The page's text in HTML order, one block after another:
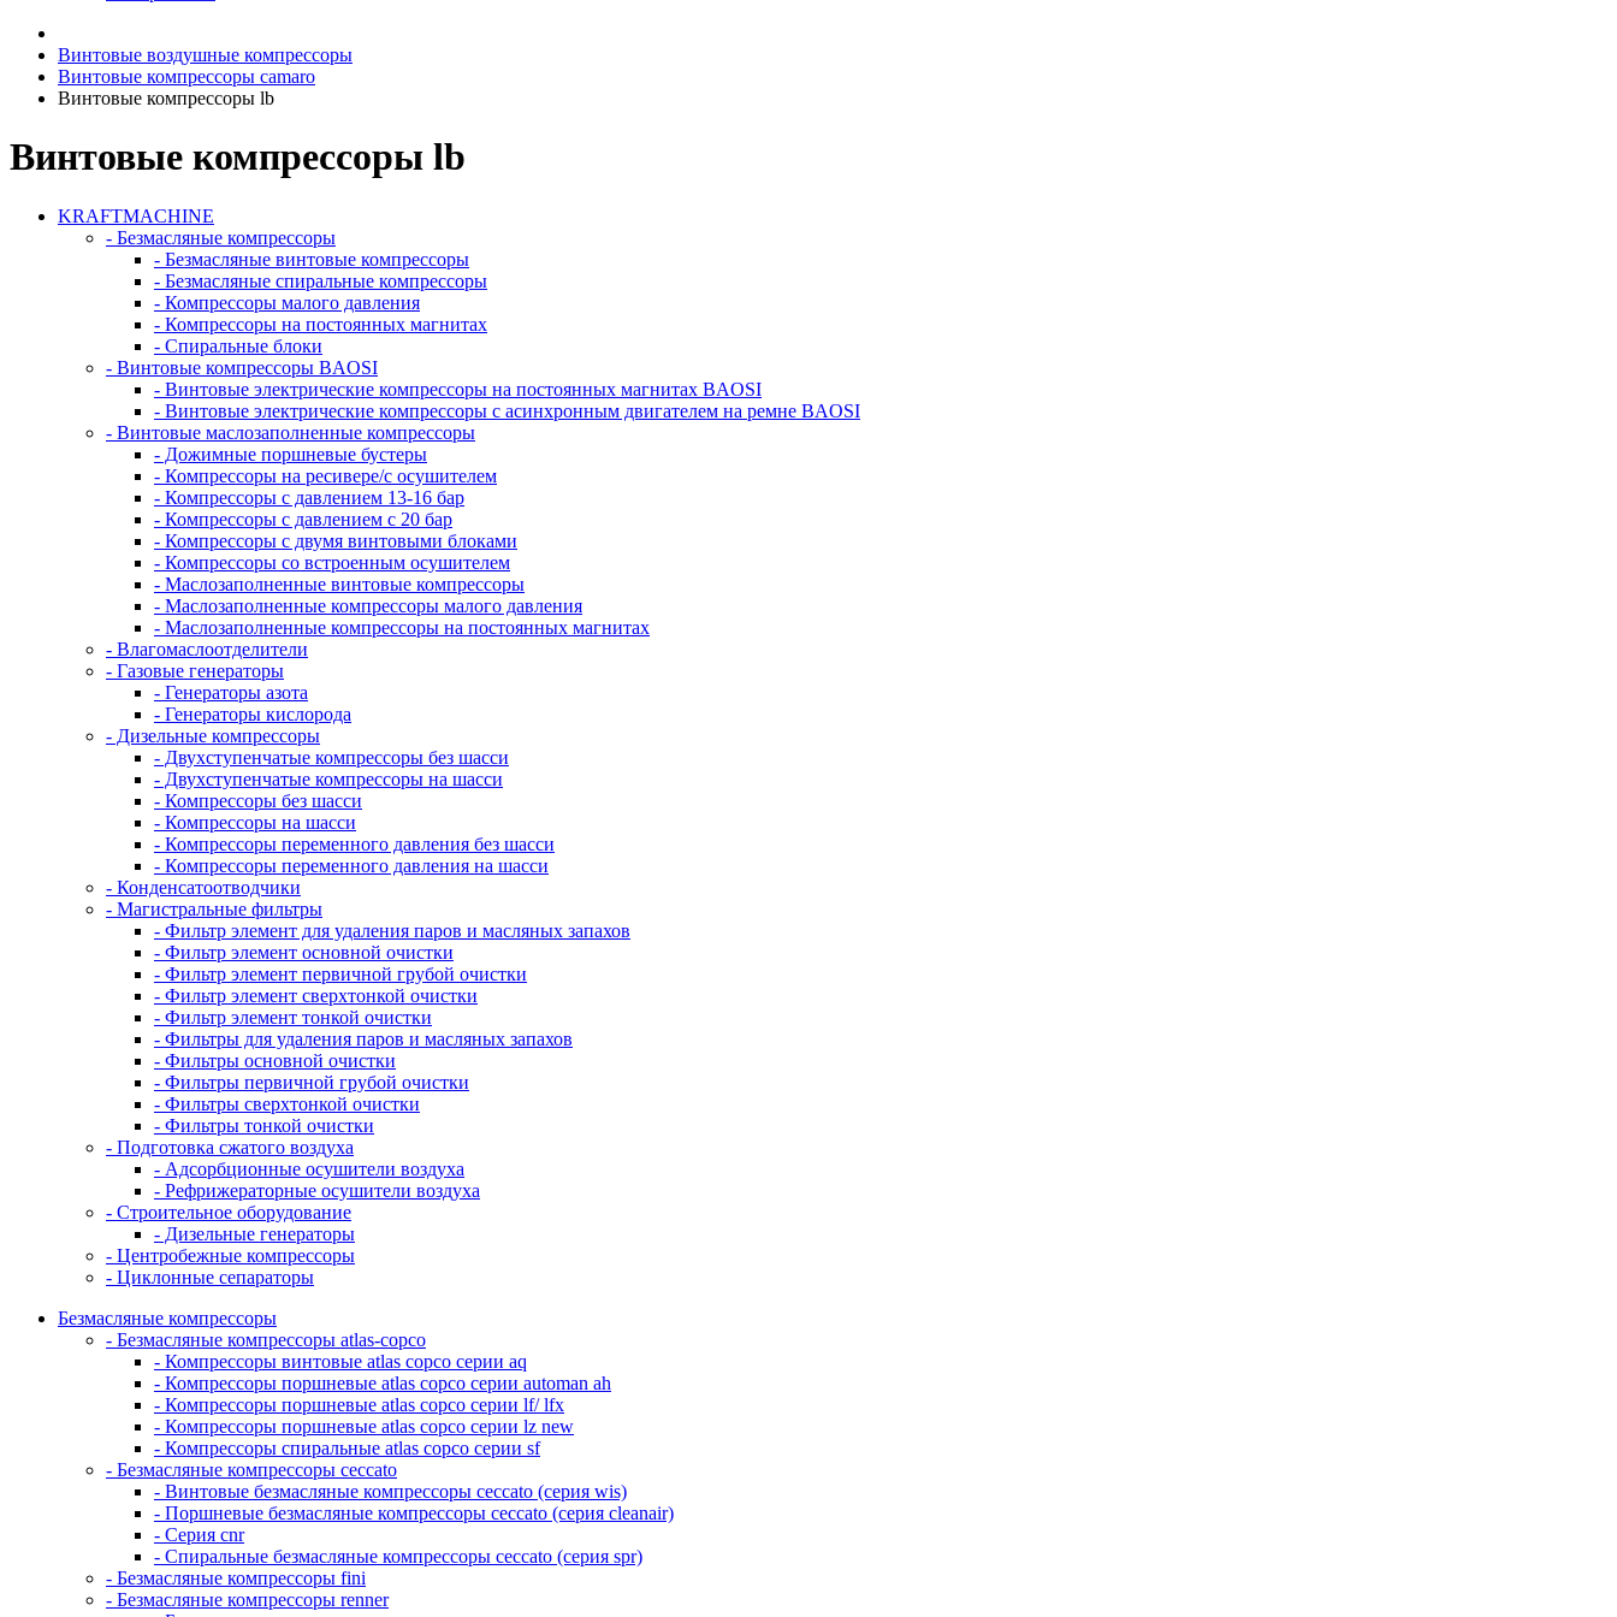
Винтовые воздушные компрессоры
Винтовые компрессоры camaro
Винтовые компрессоры lb
Винтовые компрессоры lb
KRAFTMACHINE
- Безмасляные компрессоры
- Безмасляные винтовые компрессоры
- Безмасляные спиральные компрессоры
- Компрессоры малого давления
- Компрессоры на постоянных магнитах
- Спиральные блоки
- Винтовые компрессоры BAOSI
- Винтовые электрические компрессоры на постоянных магнитах BAOSI
- Винтовые электрические компрессоры с асинхронным двигателем на ремне BAOSI
- Винтовые маслозаполненные компрессоры
- Дожимные поршневые бустеры
- Компрессоры на ресивере/с осушителем
- Компрессоры с давлением 13-16 бар
- Компрессоры с давлением с 20 бар
- Компрессоры с двумя винтовыми блоками
- Компрессоры со встроенным осушителем
- Маслозаполненные винтовые компрессоры
- Маслозаполненные компрессоры малого давления
- Маслозаполненные компрессоры на постоянных магнитах
- Влагомаслоотделители
- Газовые генераторы
- Генераторы азота
- Генераторы кислорода
- Дизельные компрессоры
- Двухступенчатые компрессоры без шасси
- Двухступенчатые компрессоры на шасси
- Компрессоры без шасси
- Компрессоры на шасси
- Компрессоры переменного давления без шасси
- Компрессоры переменного давления на шасси
- Конденсатоотводчики
- Магистральные фильтры
- Фильтр элемент для удаления паров и масляных запахов
- Фильтр элемент основной очистки
- Фильтр элемент первичной грубой очистки
- Фильтр элемент сверхтонкой очистки
- Фильтр элемент тонкой очистки
- Фильтры для удаления паров и масляных запахов
- Фильтры основной очистки
- Фильтры первичной грубой очистки
- Фильтры сверхтонкой очистки
- Фильтры тонкой очистки
- Подготовка сжатого воздуха
- Адсорбционные осушители воздуха
- Рефрижераторные осушители воздуха
- Строительное оборудование
- Дизельные генераторы
- Центробежные компрессоры
- Циклонные сепараторы
Безмасляные компрессоры
- Безмасляные компрессоры atlas-copco
- Компрессоры винтовые atlas copco серии aq
- Компрессоры поршневые atlas copco серии automan ah
- Компрессоры поршневые atlas copco серии lf/ lfx
- Компрессоры поршневые atlas copco серии lz new
- Компрессоры спиральные atlas copco серии sf
- Безмасляные компрессоры ceccato
- Винтовые безмасляные компрессоры ceccato (серия wis)
- Поршневые безмасляные компрессоры ceccato (серия cleanair)
- Серия cnr
- Спиральные безмасляные компрессоры ceccato (серия spr)
- Безмасляные компрессоры fini
- Безмасляные компрессоры renner